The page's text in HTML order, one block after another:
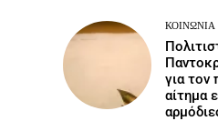
ΚΟΙΝΩΝΙΑ
για τον
αίτημα